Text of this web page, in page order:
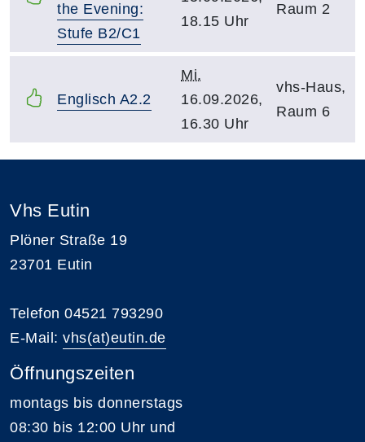
the Evening:
Stufe B2/C1
18.15 Uhr
Raum 2
Englisch A2.2
Mi.
16.09.2026,
16.30 Uhr
vhs-Haus,
Raum 6
Vhs Eutin
Plöner Straße 19
23701 Eutin
Telefon 04521 793290
E-Mail: vhs(at)eutin.de
Öffnungszeiten
montags bis donnerstags
08:30 bis 12:00 Uhr und